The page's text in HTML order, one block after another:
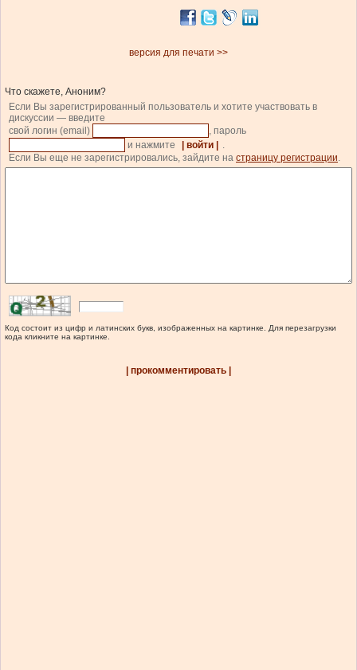
версия для печати >>
Что скажете, Аноним?
Если Вы зарегистрированный пользователь и хотите участвовать в
дискуссии — введите
свой логин (email)
, пароль
и нажмите
| войти |
.
Если Вы еще не зарегистрировались, зайдите на страницу регистрации.
Код состоит из цифр и латинских букв, изображенных на картинке. Для перезагрузки
кода кликните на картинке.
| прокомментировать |